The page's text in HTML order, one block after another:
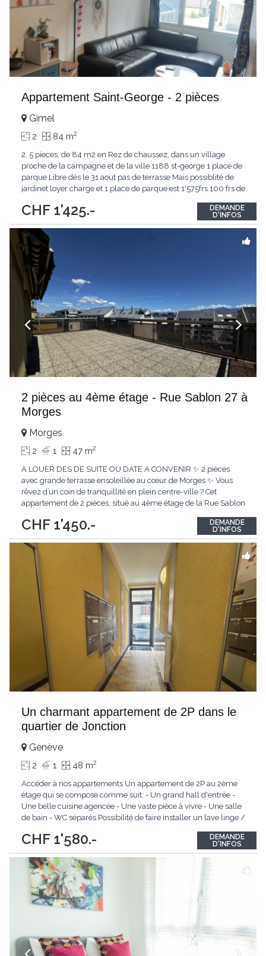
Appartement Saint-George - 2 pièces
CHF 1'425.-
Gimel
2 84 m2
2, 5 pieces, de 84 m2 en Rez de chaussez, dans un village
proche de la campagne et de la ville 1188 st-george 1 place de
parque Libre dés le 31 aout pas de terrasse Mais possiblité de
jardinet loyer charge et 1 place de parque est 1'575frs 100 frs de
DEMANDE
D'INFOS
2 pièces au 4ème étage - Rue Sablon 27 à
Morges
CHF 1'450.-
Morges
2 1 47 m2
A LOUER DES DE SUITE OU DATE A CONVENIR ✨ 2 pièces
avec grande terrasse ensoleillée au cœur de Morges ✨ Vous
rêvez d’un coin de tranquillité en plein centre-ville ? Cet
appartement de 2 pièces, situé au 4ème étage de la Rue Sablon
pied de la gare et entouré de toutes les commodités, vous
profiterez d’un...
DEMANDE
D'INFOS
Un charmant appartement de 2P dans le
quartier de Jonction
CHF 1'580.-
Genève
2 1 48 m2
Accéder à nos appartements Un appartement de 2P au 2ème
étage qui se compose comme suit: - Un grand hall d'entrée -
Une belle cuisine agencée - Une vaste pièce à vivre - Une salle
de bain - WC séparés Possibilité de faire installer un lave linge /
contacter pour plus de renseignements, nous ferons au plaisir...
DEMANDE
D'INFOS